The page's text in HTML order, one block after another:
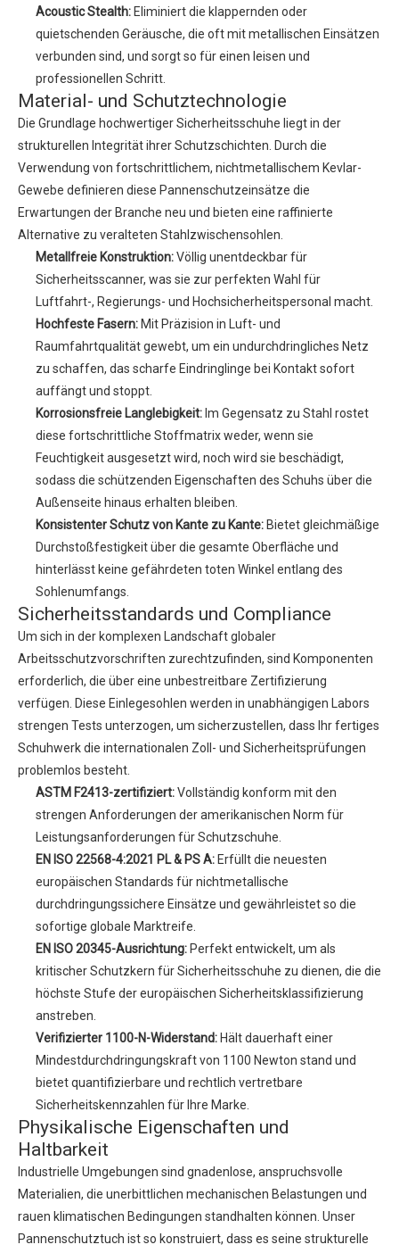
Acoustic Stealth: Eliminiert die klappernden oder
quietschenden Geräusche, die oft mit metallischen Einsätzen
verbunden sind, und sorgt so für einen leisen und
professionellen Schritt.
Material- und Schutztechnologie
Die Grundlage hochwertiger Sicherheitsschuhe liegt in der
strukturellen Integrität ihrer Schutzschichten. Durch die
Verwendung von fortschrittlichem, nichtmetallischem Kevlar-
Gewebe definieren diese Pannenschutzeinsätze die
Erwartungen der Branche neu und bieten eine raffinierte
Alternative zu veralteten Stahlzwischensohlen.
Metallfreie Konstruktion:Völlig unentdeckbar für
Sicherheitsscanner, was sie zur perfekten Wahl für
Luftfahrt-, Regierungs- und Hochsicherheitspersonal macht.
Hochfeste Fasern: Mit Präzision in Luft- und
Raumfahrtqualität gewebt, um ein undurchdringliches Netz
zu schaffen, das scharfe Eindringlinge bei Kontakt sofort
auffängt und stoppt.
Korrosionsfreie Langlebigkeit: Im Gegensatz zu Stahl rostet
diese fortschrittliche Stoffmatrix weder, wenn sie
Feuchtigkeit ausgesetzt wird, noch wird sie beschädigt,
sodass die schützenden Eigenschaften des Schuhs über die
Außenseite hinaus erhalten bleiben.
Konsistenter Schutz von Kante zu Kante: Bietet gleichmäßige
Durchstoßfestigkeit über die gesamte Oberfläche und
hinterlässt keine gefährdeten toten Winkel entlang des
Sohlenumfangs.
Sicherheitsstandards und Compliance
Um sich in der komplexen Landschaft globaler
Arbeitsschutzvorschriften zurechtzufinden, sind Komponenten
erforderlich, die über eine unbestreitbare Zertifizierung
verfügen. Diese Einlegesohlen werden in unabhängigen Labors
strengen Tests unterzogen, um sicherzustellen, dass Ihr fertiges
Schuhwerk die internationalen Zoll- und Sicherheitsprüfungen
problemlos besteht.
ASTM F2413-zertifiziert:Vollständig konform mit den
strengen Anforderungen der amerikanischen Norm für
Leistungsanforderungen für Schutzschuhe.
EN ISO 22568-4:2021 PL & PS A: Erfüllt die neuesten
europäischen Standards für nichtmetallische
durchdringungssichere Einsätze und gewährleistet so die
sofortige globale Marktreife.
EN ISO 20345-Ausrichtung: Perfekt entwickelt, um als
kritischer Schutzkern für Sicherheitsschuhe zu dienen, die die
höchste Stufe der europäischen Sicherheitsklassifizierung
anstreben.
Verifizierter 1100-N-Widerstand: Hält dauerhaft einer
Mindestdurchdringungskraft von 1100 Newton stand und
bietet quantifizierbare und rechtlich vertretbare
Sicherheitskennzahlen für Ihre Marke.
Physikalische Eigenschaften und
Haltbarkeit
Industrielle Umgebungen sind gnadenlose, anspruchsvolle
Materialien, die unerbittlichen mechanischen Belastungen und
rauen klimatischen Bedingungen standhalten können. Unser
Pannenschutztuch ist so konstruiert, dass es seine strukturelle